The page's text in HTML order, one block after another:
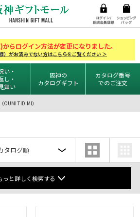
からログイン方法が変更になりました。
）がお済みでない方はこちらをご覧ください ＞
い・
し・
舞い
阪神の
カタログギフト
カタログ番号
でのご注文
OUMI TIDIMI）
っと詳しく検索する